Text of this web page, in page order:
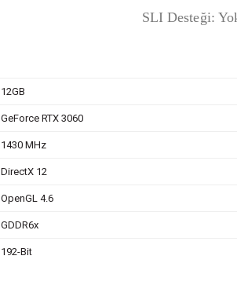
SLI Desteği:
12GB
GeForce RTX 3060
1430 MHz
DirectX 12
OpenGL 4.6
GDDR6x
192-Bit